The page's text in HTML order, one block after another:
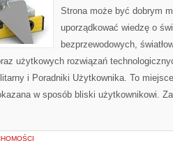
Strona może być dobrym
uporządkować wiedzę o
bezprzewodowych,
użytkowych rozwiązań
i Poradniki Użytkownika. To
w sposób bliski użytkownikowi.